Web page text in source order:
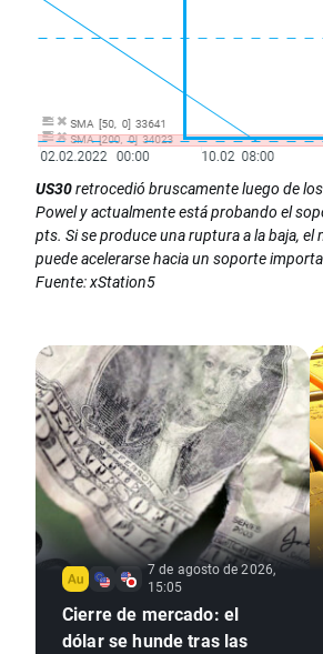
US30retrocedió bruscamente luego de
Powel y actualmente está probando el
pts. Si se produce una ruptura a la baja, el
puede acelerarse hacia un soporte
Fuente: xStation5
7 de agosto de 2026,
15:05
Cierre de mercado: el
dólar se hunde tras las